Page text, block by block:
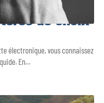
de choix
électronique, vous connaissez
En…